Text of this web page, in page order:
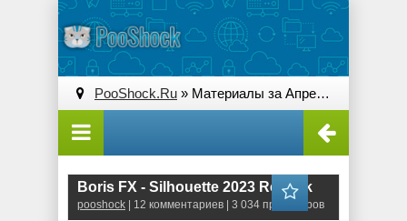
PooShock.Ru » Материалы за Апрель 2023 года
Boris FX - Silhouette 2023 RePack
pooshock | 12 комментариев | 3 034 просмотров